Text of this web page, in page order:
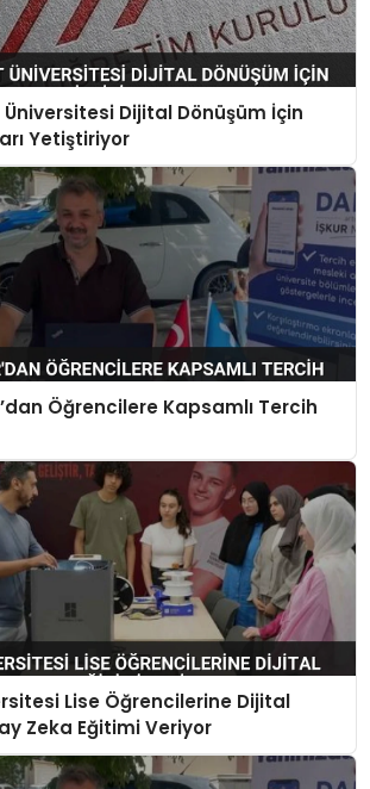
Üniversitesi Dijital Dönüşüm İçin
Yetiştiriyor
Öğrencilere Kapsamlı Tercih
Lise Öğrencilerine Dijital
Zeka Eğitimi Veriyor